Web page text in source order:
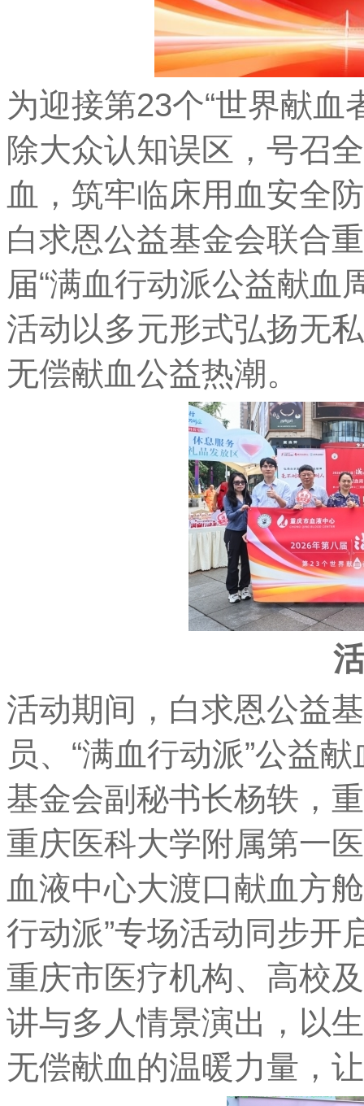
为迎接第23个“世界献血
除大众认知误区，号召
血，筑牢临床用血安全
白求恩公益基金会联合
届“满血行动派公益献血
活动以多元形式弘扬无
无偿献血公益热潮。
活动期间，白求恩公益
员、“满血行动派”公益
基金会副秘书长杨轶，
重庆医科大学附属第一
血液中心大渡口献血方
行动派”专场活动同步开
重庆市医疗机构、高校
讲与多人情景演出，以
无偿献血的温暖力量，